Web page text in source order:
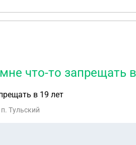
что-то запрещать
в 19 лет
Тульский